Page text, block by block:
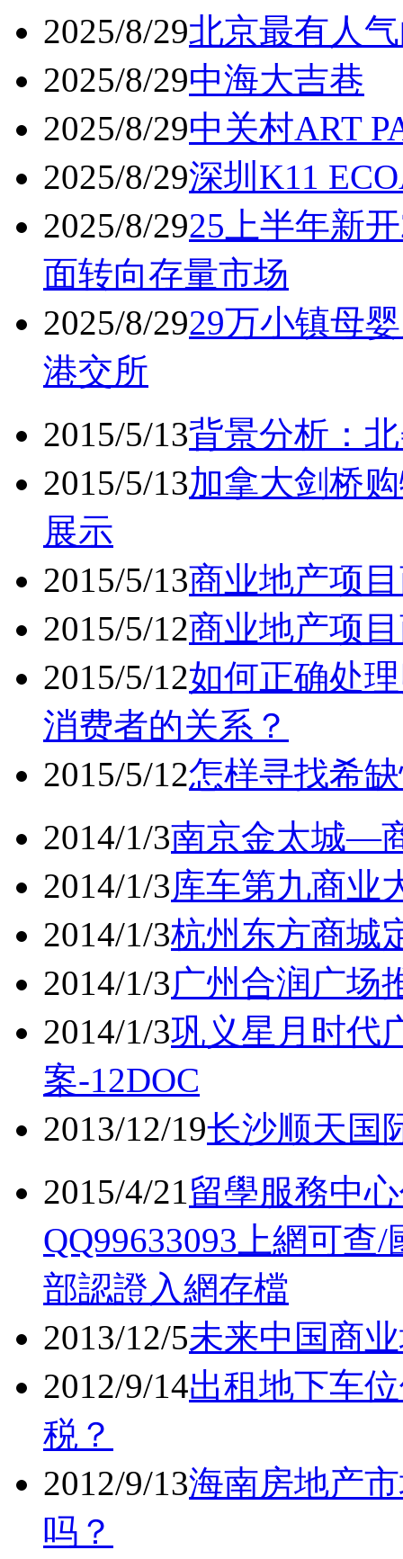
2025/8/29北京最有人
2025/8/29中海大吉巷
2025/8/29中关村ART
2025/8/29深圳K11
2025/8/2925上半年新
面转向存量市场
2025/8/2929万小镇母
港交所
2015/5/13背景分析：
2015/5/13加拿大剑桥
展示
2015/5/13商业地产项
2015/5/12商业地产项
2015/5/12如何正确处
消费者的关系？
2015/5/12怎样寻找希
2014/1/3南京金太城—
2014/1/3库车第九商业
2014/1/3杭州东方商城
2014/1/3广州合润广场
2014/1/3巩义星月时代
案-12DOC
2013/12/19长沙顺天国
2015/4/21 留學服務中
QQ99633093上網可
部認證入網存檔
2013/12/5未来中国商
2012/9/14出租地下车
税？
2012/9/13海南房地产
吗？